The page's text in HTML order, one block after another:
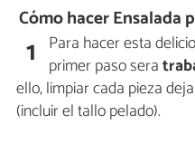
Cómo hacer Ensalada
1 Para hacer esta
primer paso sera
ello, limpiar cada pieza
(incluir el tallo pelado).